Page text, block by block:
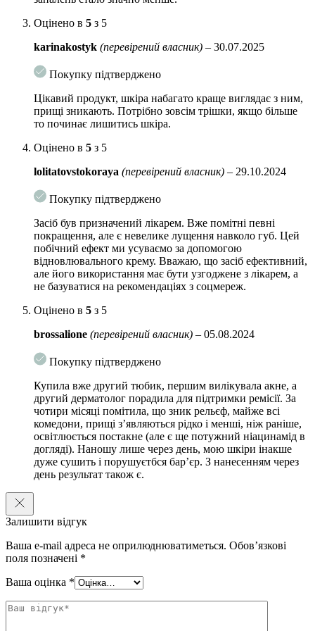
планують вагітність, і годуючим жінкам, а також дітям
до 12 років.
Оцінено в 5 з 5
karinakostyk (перевірений власник) – 30.07.2025
Покупку підтверджено
Цікавий продукт, шкіра набагато краще виглядає з ним,
прищі зникають. Потрібно зовсім трішки, якщо більше
то починає лишитись шкіра.
Оцінено в 5 з 5
lolitatovstokoraya (перевірений власник) – 29.10.2024
Покупку підтверджено
Засіб був призначений лікарем. Вже помітні певні
покращення, але є невелике лущення навколо губ. Цей
побічний ефект ми усуваємо за допомогою
відновлювального крему. Вважаю, що засіб ефективний,
але його використання має бути узгоджене з лікарем, а
не базуватися на рекомендаціях з соцмереж.
Оцінено в 5 з 5
brossalione (перевірений власник) – 05.08.2024
Покупку підтверджено
Купила вже другий тюбик, першим вилікувала акне, а
другий дерматолог порадила для підтримки ремісії. За
чотири місяці помітила, що зник рельєф, майже всі
комедони, прищі з’являються рідко і менші, ніж раніше,
освітлюється постакне (але є ще потужний ніацинамід в
догляді). Наношу лише через день, мою шкіри інакше
дуже сушить і порушуєтбся бар’єр. З нанесенням через
день результат також є.
Залишити відгук
Ваша e-mail адреса не оприлюднюватиметься. Обов’язкові
поля позначені *
Ваша оцінка *